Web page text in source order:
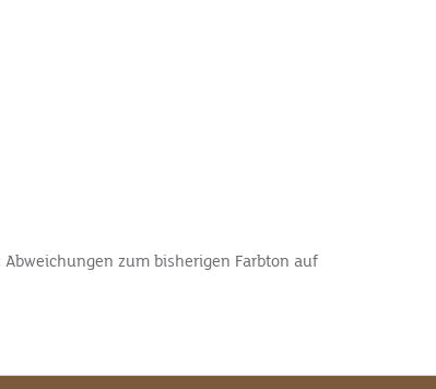
zum bisherigen Farbton auf